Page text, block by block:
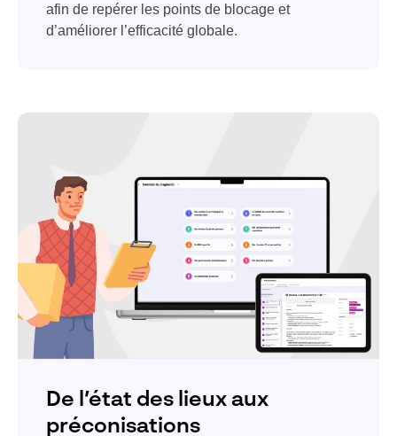
afin de repérer les points de blocage et
d’améliorer l’efficacité globale.
De l’état des lieux aux
préconisations